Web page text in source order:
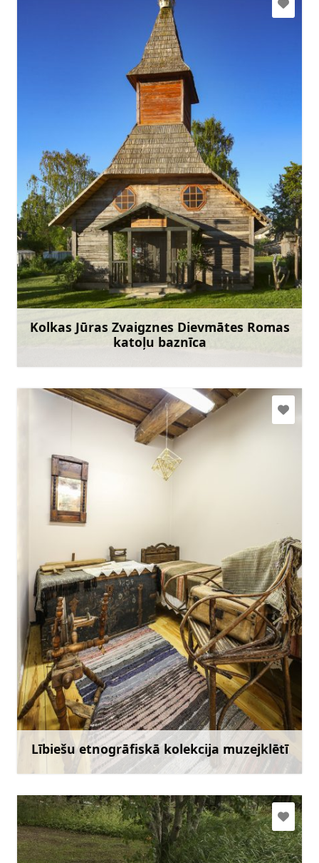
Kolkas Jūras Zvaigznes Dievmātes Romas
katoļu baznīca
kolkas.kbaznica@gmail.com
+371 29793759
Lībiešu etnogrāfiskā kolekcija muzejklētī
+371 29463028
Doties
Uzzināt vairāk